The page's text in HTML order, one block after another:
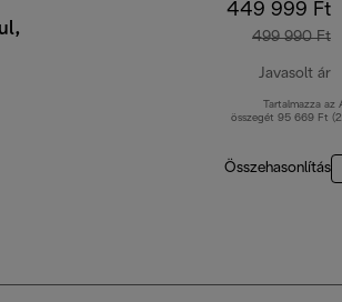
449 999 Ft
499 990 Ft
Javasolt ár
Tartalmazza az
összegét 95 669 Ft
Összehasonlítás